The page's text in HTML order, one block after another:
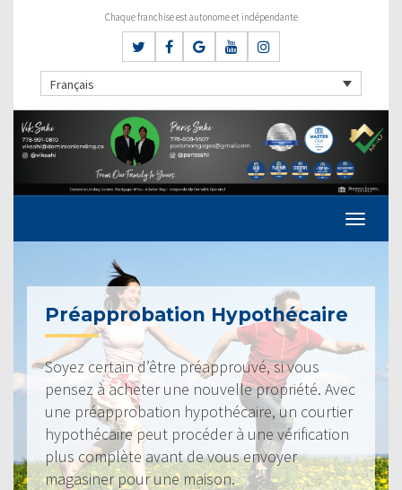
Chaque franchise est autonome et indépendante
Français
Préapprobation Hypothécaire
Soyez certain d’être préapprouvé, si vous
pensez à acheter une nouvelle propriété. Avec
une préapprobation hypothécaire, un courtier
hypothécaire peut procéder à une vérification
plus complète avant de vous envoyer
magasiner pour une maison.